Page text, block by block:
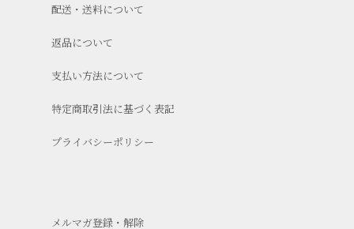
配送・送料について
返品について
支払い方法について
特定商取引法に基づく表記
プライバシーポリシー
メルマガ登録・解除